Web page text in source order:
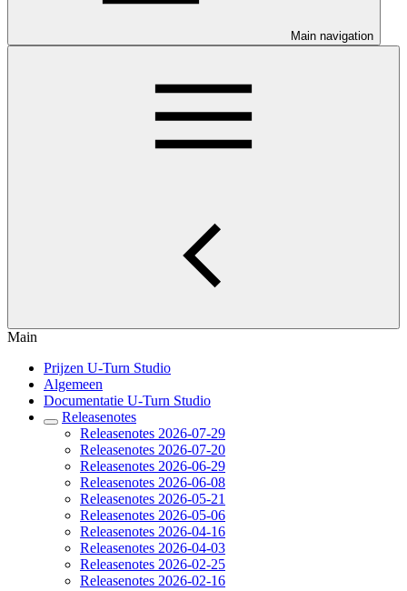
Main navigation
Main
Prijzen U-Turn Studio
Algemeen
Documentatie U-Turn Studio
Releasenotes
Releasenotes 2026-07-29
Releasenotes 2026-07-20
Releasenotes 2026-06-29
Releasenotes 2026-06-08
Releasenotes 2026-05-21
Releasenotes 2026-05-06
Releasenotes 2026-04-16
Releasenotes 2026-04-03
Releasenotes 2026-02-25
Releasenotes 2026-02-16